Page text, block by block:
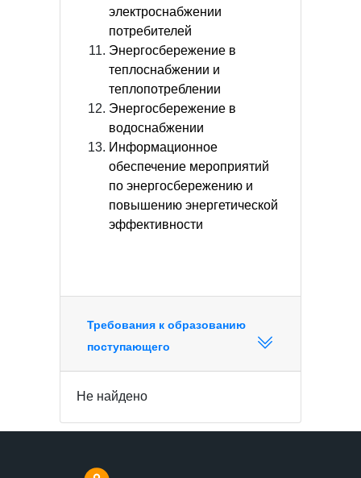
электроснабжении
потребителей
Энергосбережение в
теплоснабжении и
теплопотреблении
Энергосбережение в
водоснабжении
Информационное
обеспечение мероприятий
по энергосбережению и
повышению энергетической
эффективности
Требования к образованию
поступающего
Не найдено